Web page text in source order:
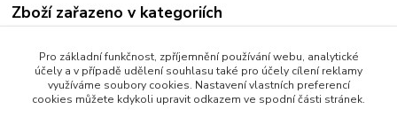
Zboží zařazeno v kategoriích
Bytové Doplňky
Pro základní funkčnost, zpříjemnění používání webu, analytické
účely a v případě udělení souhlasu také pro účely cílení reklamy
využíváme soubory cookies. Nastavení vlastních preferencí
cookies můžete kdykoli upravit odkazem ve spodní části stránek.